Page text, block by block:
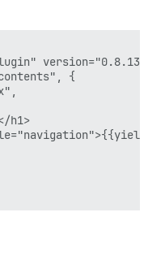
{
h1>